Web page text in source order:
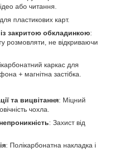
або читання.
пластикових карт.
закритою обкладинкою:
розмовляти, не відкриваючи
каркас для
+ магнітна застібка.
та вицвітання: Міцний
чохла.
: Захист від
: Полікарбонатна накладка і